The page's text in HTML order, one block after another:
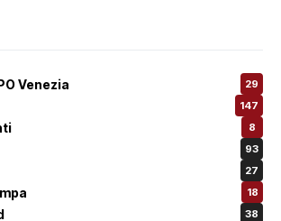
Venezia 29
147
8
93
27
18
38